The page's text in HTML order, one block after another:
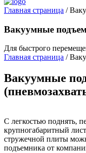
Главная страница /
Вакуумные
Для быстрого
Главная страница /
Вакуумные
С легкостью поднять,
крупногабаритный
стружечной плиты
подъемника от